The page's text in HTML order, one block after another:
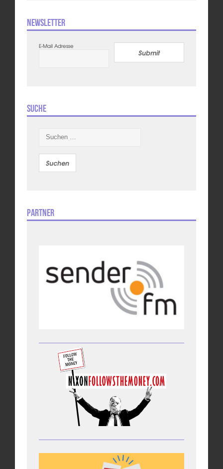
Newsletter
E-Mail Adresse
Submit
Suche
nach:
Partner